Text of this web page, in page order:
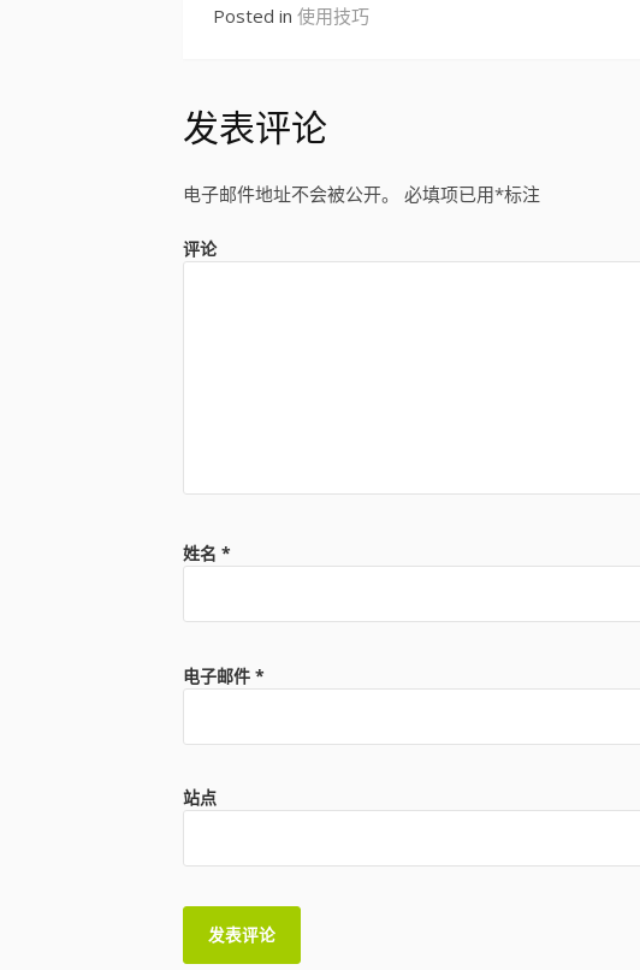
Posted in 使用技巧
发表评论
电子邮件地址不会被公开。 必填项已用*标注
评论
姓名 *
电子邮件 *
站点